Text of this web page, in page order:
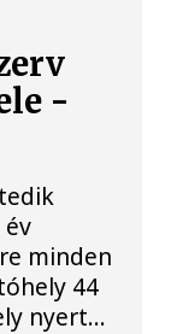
-
minden
44
nyert...